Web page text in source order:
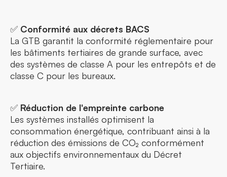
✅ Conformité aux décrets BACS
La GTB garantit la conformité réglementaire pour
les bâtiments tertiaires de grande surface, avec
des systèmes de classe A pour les entrepôts et de
classe C pour les bureaux.
✅ Réduction de l'empreinte carbone
Les systèmes installés optimisent la
consommation énergétique, contribuant ainsi à la
réduction des émissions de CO₂ conformément
aux objectifs environnementaux du Décret
Tertiaire.